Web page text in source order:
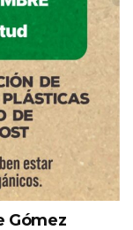
Gómez